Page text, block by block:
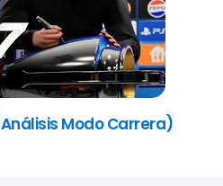
(Análisis Modo Carrera)